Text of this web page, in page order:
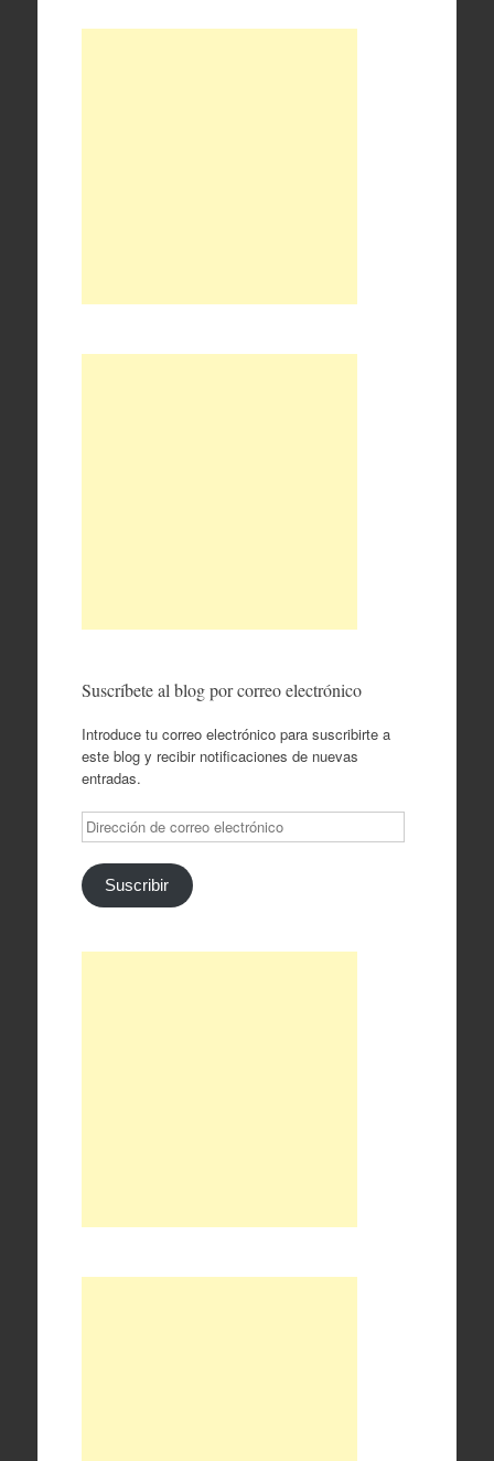
Suscríbete al blog por correo electrónico
Introduce tu correo electrónico para suscribirte a
este blog y recibir notificaciones de nuevas
entradas.
Dirección
de
correo
electrónico
Suscribir